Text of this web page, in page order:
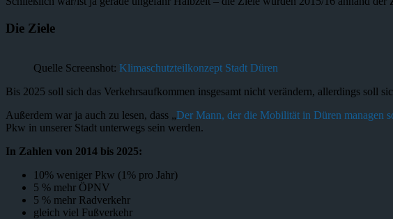
Die Ziele
Quelle Screenshot: Klimaschutzteilkonzept Stadt Düren
Bis 2025 soll sich das Verkehrsaufkommen insgesamt nicht verändern, allerdings soll
Außerdem war ja auch zu lesen, dass „Der Mann, der die Mobilität in Düren managen
Pkw in unserer Stadt unterwegs sein werden.
In Zahlen von 2014 bis 2025:
10% weniger Pkw (1% pro Jahr)
5 % mehr ÖPNV
5 % mehr Radverkehr
gleich viel Fußverkehr